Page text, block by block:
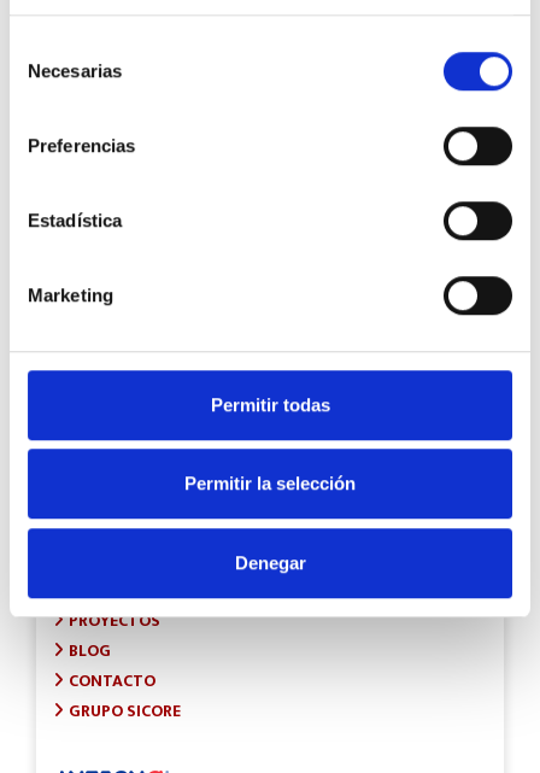
Necesarias
Preferencias
Estadística
Marketing
Permitir todas
Permitir la selección
Denegar
Soluciones en equipamiento
de Hostelería y frío industrial.
INICIO
PROYECTOS
BLOG
CONTACTO
GRUPO SICORE